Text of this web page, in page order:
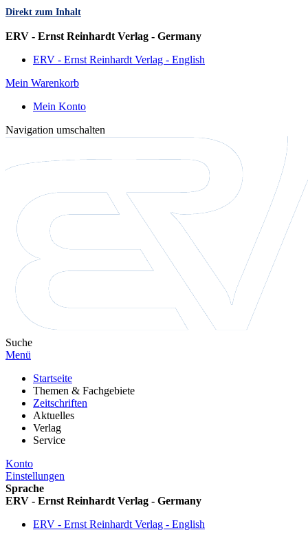
Direkt zum Inhalt
ERV - Ernst Reinhardt Verlag - Germany
ERV - Ernst Reinhardt Verlag - English
Mein Warenkorb
Mein Konto
Navigation umschalten
Suche
Menü
Startseite
Themen & Fachgebiete
Zeitschriften
Aktuelles
Verlag
Service
Konto
Einstellungen
Sprache
ERV - Ernst Reinhardt Verlag - Germany
ERV - Ernst Reinhardt Verlag - English